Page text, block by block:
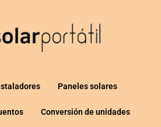
Paneles solares
Conversión de unidades